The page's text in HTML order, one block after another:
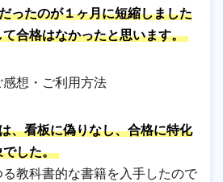
ったのが１ヶ月に短縮しました
合格はなかったと思います。
想・ご利用方法
、看板に偽りなし、合格に特化
でした。
教科書的な書籍を入手したので